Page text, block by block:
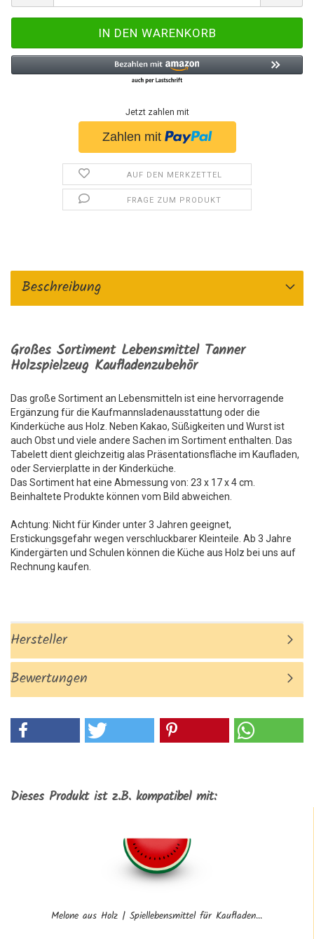
Jetzt zahlen mit
AUF DEN MERKZETTEL
FRAGE ZUM PRODUKT
Beschreibung
Großes Sortiment Lebensmittel Tanner
Holzspielzeug Kaufladenzubehör
Das große Sortiment an Lebensmitteln ist eine hervorragende
Ergänzung für die Kaufmannsladenausstattung oder die
Kinderküche aus Holz. Neben Kakao, Süßigkeiten und Wurst ist
auch Obst und viele andere Sachen im Sortiment enthalten. Das
Tabelett dient gleichzeitig alas Präsentationsfläche im Kaufladen,
oder Servierplatte in der Kinderküche.
Das Sortiment hat eine Abmessung von: 23 x 17 x 4 cm.
Beinhaltete Produkte können vom Bild abweichen.
Achtung: Nicht für Kinder unter 3 Jahren geeignet,
Erstickungsgefahr wegen verschluckbarer Kleinteile. Ab 3 Jahre
Kindergärten und Schulen können die Küche aus Holz bei uns auf
Rechnung kaufen.
Hersteller
Bewertungen
Dieses Produkt ist z.B. kompatibel mit:
Melone aus Holz | Spiellebensmittel für Kaufladen...